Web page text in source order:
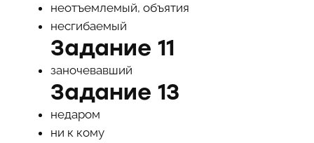
неотъемлемый, объятия
несгибаемый
Задание 11
заночевавший
Задание 13
недаром
ни к кому